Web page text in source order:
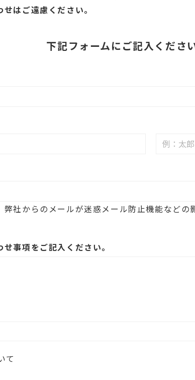
はご遠慮ください。
下記フォームにご記入くださ
社からのメールが迷惑メール防止機能などの
事項をご記入ください。
て